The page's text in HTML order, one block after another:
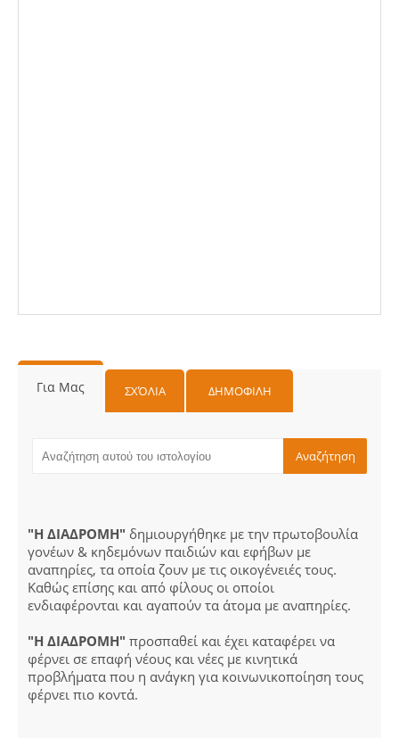
Για Μας ΣΧΌΛΙΑ ΔΗΜΟΦΙΛΗ
"Η ΔΙΑΔΡΟΜΗ" δημιουργήθηκε με την πρωτοβουλία
γονέων & κηδεμόνων παιδιών και εφήβων με
αναπηρίες, τα οποία ζουν με τις οικογένειές τους.
Καθώς επίσης και από φίλους οι οποίοι
ενδιαφέρονται και αγαπούν τα άτομα με αναπηρίες.
"Η ΔΙΑΔΡΟΜΗ" προσπαθεί και έχει καταφέρει να
φέρνει σε επαφή νέους και νέες με κινητικά
προβλήματα που η ανάγκη για κοινωνικοποίηση τους
φέρνει πιο κοντά.